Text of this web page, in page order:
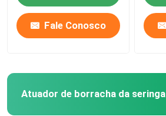
Fale Conosco
Atuador de borracha da seringa